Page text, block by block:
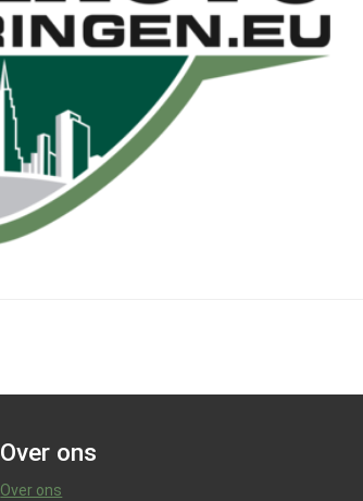
Over ons
Over ons